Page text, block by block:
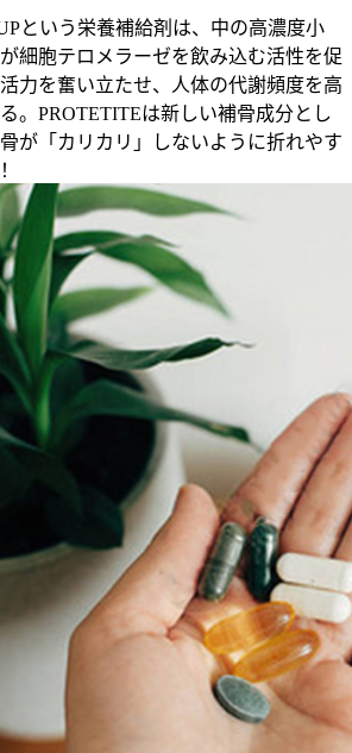
という栄養補給剤は、中の高濃度小
細胞テロメラーゼを飲み込む活性を促
力を奮い立たせ、人体の代謝頻度を高
。PROTETITEは新しい補骨成分とし
が「カリカリ」しないように折れやす